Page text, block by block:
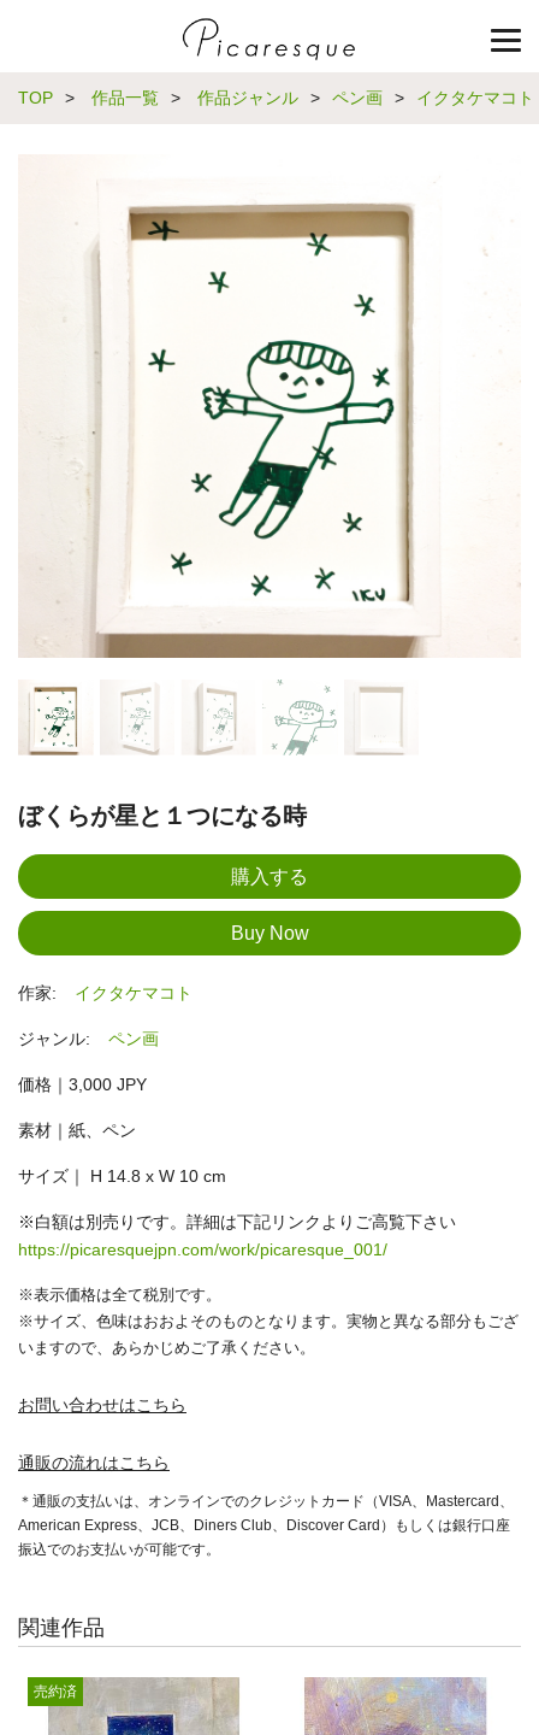
TOP > 作品一覧 > 作品ジャンル > ペン画 > イクタケマコト
ぼくらが星と１つになる時
作家: イクタケマコト
ジャンル: ペン画
価格｜3,000 JPY
素材｜紙、ペン
サイズ｜ H 14.8 x W 10 cm
※白額は別売りです。詳細は下記リンクよりご高覧下さい
https://picaresquejpn.com/work/picaresque_001/
※表示価格は全て税別です。
※サイズ、色味はおおよそのものとなります。実物と異なる部分もござ
いますので、あらかじめご了承ください。
お問い合わせはこちら
通販の流れはこちら
＊通販の支払いは、オンラインでのクレジットカード（VISA、Mastercard、
American Express、JCB、Diners Club、Discover Card）もしくは銀行口座
振込でのお支払いが可能です。
関連作品
売約済